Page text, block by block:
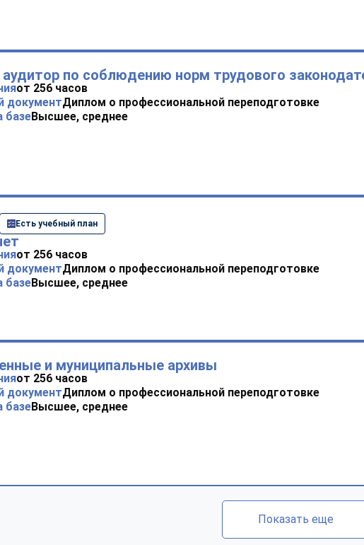
аудитор по соблюдению норм трудового
от 256 часов
документДиплом о профессиональной переподготовке
базеВысшее, среднее
Есть учебный план
от 256 часов
документДиплом о профессиональной переподготовке
базеВысшее, среднее
и муниципальные архивы
от 256 часов
документДиплом о профессиональной переподготовке
базеВысшее, среднее
Показать еще